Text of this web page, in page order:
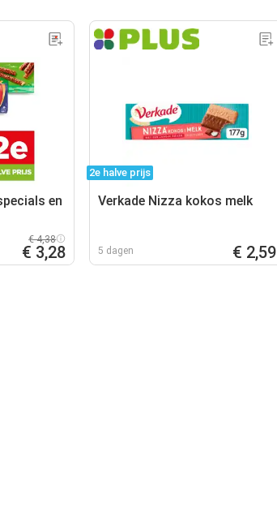
en
€ 4,38
€ 3,28
2e halve prijs
Verkade Nizza kokos melk
5 dagen € 2,59